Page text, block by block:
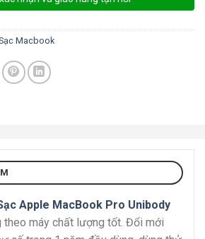
Macbook
Apple MacBook Pro Unibody
theo máy chất lượng tốt. Đổi mới